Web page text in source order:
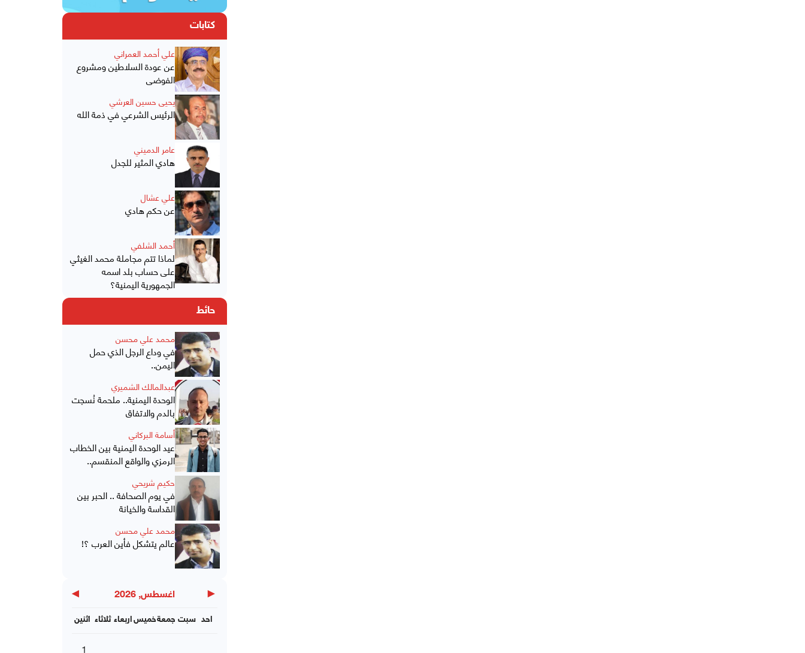
كتابات
علي أحمد العمراني
عن عودة السلاطين ومشروع
الفوضى
يحيى حسين العرشي
الرئيس الشرعي في ذمة الله
عامر الدميني
هادي المثير للجدل
علي عشال
عن حكم هادي
أحمد الشلفي
لماذا تتم مجاملة محمد الغيثي
على حساب بلد اسمه
الجمهورية اليمنية؟
حائط
محمد علي محسن
في وداع الرجل الذي حمل
اليمن..
عبدالمالك الشميري
الوحدة اليمنية.. ملحمة نُسجت
بالدم والاتفاق
أسامة البركاني
عيد الوحدة اليمنية بين الخطاب
الرمزي والواقع المنقسم..
حكيم شريحي
في يوم الصحافة .. الحبر بين
القداسة والخيانة
محمد علي محسن
عالم يتشكل فأين العرب ؟!
◀ اغسطس, 2026 ▶
اثنين ثلاثاء اربعاءخميسجمعة سبت احد
1